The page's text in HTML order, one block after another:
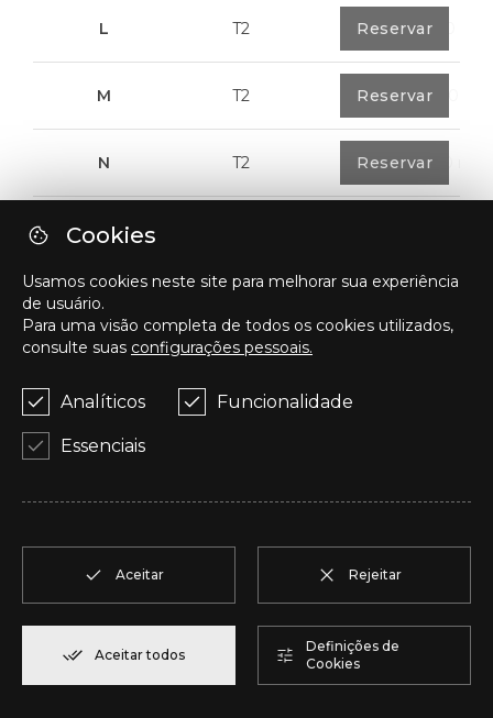
L T2 80,40 m²
Reservar
M T2 108,00 m²
Reservar
N T2 94,20 m²
Reservar
O
P T2 Reservar
S T1 1 57,95 m²
Reservar
T 1 Reservar
U T2 1 104,85 m²
Reservar
Cookies
Usamos cookies neste site para melhorar sua experiência
de usuário.
Para uma visão completa de todos os cookies utilizados,
consulte suas configurações pessoais.
Analíticos Funcionalidade
Essenciais
Aceitar Rejeitar
Aceitar todos
Definições de
Cookies